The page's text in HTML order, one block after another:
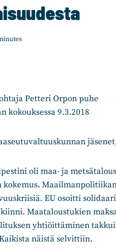
Petteri Orpon puhe
kokouksessa 9.3.2018
oli maa- ja
kokemus.
EU osoitti
Maataloustukien
yhtiöittäminen
näistä selvittiin.